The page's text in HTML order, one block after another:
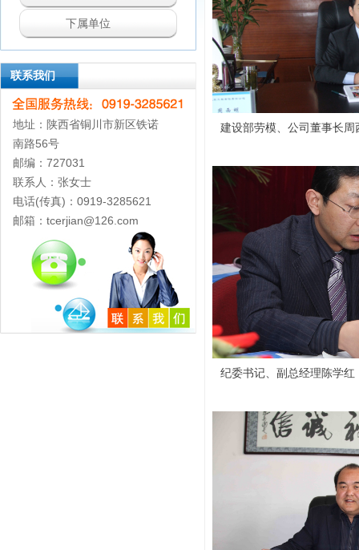
下属单位
联系我们
地址：陕西省铜川市新区铁诺
南路56号
邮编：727031
联系人：张女士
电话(传真)：0919-3285621
邮箱：tcerjian@126.com
建设部劳模、公司董事长周
纪委书记、副总经理陈学红